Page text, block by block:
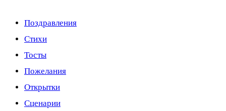
Поздравления
Стихи
Тосты
Пожелания
Открытки
Сценарии